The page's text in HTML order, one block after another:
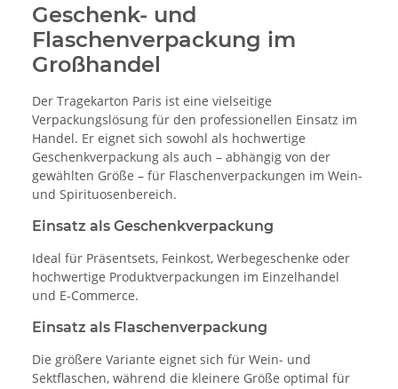
Geschenk- und
Flaschenverpackung im
Großhandel
Der Tragekarton Paris ist eine vielseitige
Verpackungslösung für den professionellen Einsatz im
Handel. Er eignet sich sowohl als hochwertige
Geschenkverpackung als auch – abhängig von der
gewählten Größe – für Flaschenverpackungen im Wein-
und Spirituosenbereich.
Einsatz als Geschenkverpackung
Ideal für Präsentsets, Feinkost, Werbegeschenke oder
hochwertige Produktverpackungen im Einzelhandel
und E-Commerce.
Einsatz als Flaschenverpackung
Die größere Variante eignet sich für Wein- und
Sektflaschen, während die kleinere Größe optimal für